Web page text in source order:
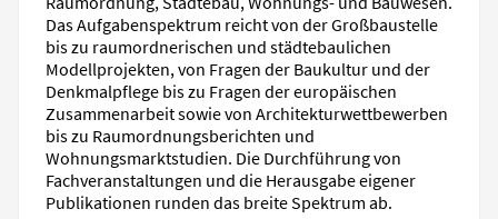
Das Aufgabenspektrum reicht von der Großbaustelle
bis zu raumordnerischen und städtebaulichen
Modellprojekten, von Fragen der Baukultur und der
Denkmalpflege bis zu Fragen der europäischen
Zusammenarbeit sowie von Architekturwettbewerben
bis zu Raumordnungsberichten und
Wohnungsmarktstudien. Die Durchführung von
Fachveranstaltungen und die Herausgabe eigener
Publikationen runden das breite Spektrum ab.